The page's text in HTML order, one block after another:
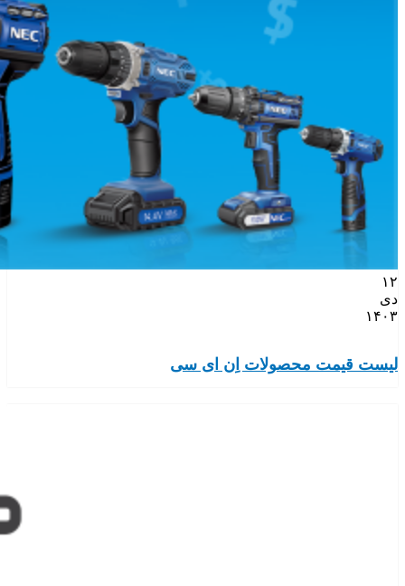
۱۲
دی
۱۴۰۳
لیست قیمت محصولات اِن ای سی